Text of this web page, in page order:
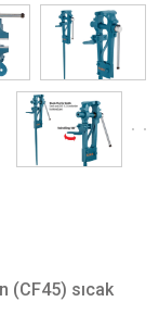
(CF45) sıcak